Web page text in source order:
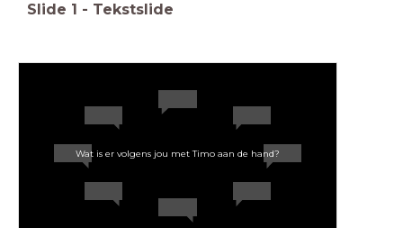
Slide 1 - Tekstslide
Wat is er volgens jou met Timo aan de hand?